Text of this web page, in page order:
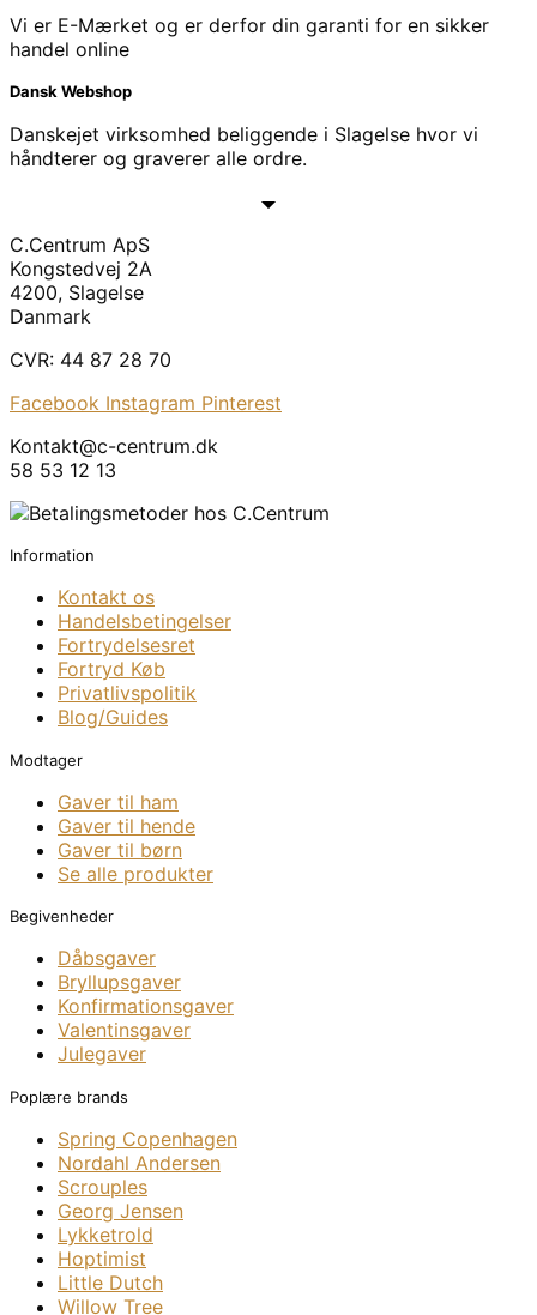
Vi er E-Mærket og er derfor din garanti for en sikker
handel online
Dansk Webshop
Danskejet virksomhed beliggende i Slagelse hvor vi
håndterer og graverer alle ordre.
C.Centrum ApS
Kongstedvej 2A
4200, Slagelse
Danmark
CVR: 44 87 28 70
Facebook Instagram Pinterest
Kontakt@c-centrum.dk
58 53 12 13
Information
Kontakt os
Handelsbetingelser
Fortrydelsesret
Fortryd Køb
Privatlivspolitik
Blog/Guides
Modtager
Gaver til ham
Gaver til hende
Gaver til børn
Se alle produkter
Begivenheder
Dåbsgaver
Bryllupsgaver
Konfirmationsgaver
Valentinsgaver
Julegaver
Poplære brands
Spring Copenhagen
Nordahl Andersen
Scrouples
Georg Jensen
Lykketrold
Hoptimist
Little Dutch
Willow Tree